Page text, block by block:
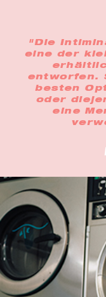
"Die
eine der
entworfen.
besten
oder
eine